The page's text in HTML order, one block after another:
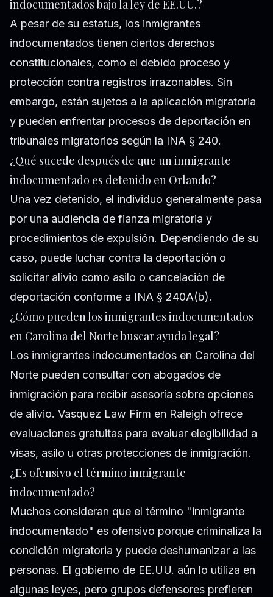
indocumentados bajo la ley de EE.UU.?
A pesar de su estatus, los inmigrantes
indocumentados tienen ciertos derechos
constitucionales, como el debido proceso y
protección contra registros irrazonables. Sin
embargo, están sujetos a la aplicación migratoria
y pueden enfrentar procesos de deportación en
tribunales migratorios según la INA § 240.
¿Qué sucede después de que un inmigrante
indocumentado es detenido en Orlando?
Una vez detenido, el individuo generalmente pasa
por una audiencia de fianza migratoria y
procedimientos de expulsión. Dependiendo de su
caso, puede luchar contra la deportación o
solicitar alivio como asilo o cancelación de
deportación conforme a INA § 240A(b).
¿Cómo pueden los inmigrantes indocumentados
en Carolina del Norte buscar ayuda legal?
Los inmigrantes indocumentados en Carolina del
Norte pueden consultar con abogados de
inmigración para recibir asesoría sobre opciones
de alivio. Vasquez Law Firm en Raleigh ofrece
evaluaciones gratuitas para evaluar elegibilidad a
visas, asilo u otras protecciones de inmigración.
¿Es ofensivo el término inmigrante
indocumentado?
Muchos consideran que el término "inmigrante
indocumentado" es ofensivo porque criminaliza la
condición migratoria y puede deshumanizar a las
personas. El gobierno de EE.UU. aún lo utiliza en
algunas leyes, pero grupos defensores prefieren